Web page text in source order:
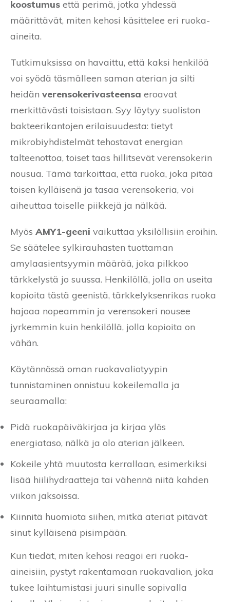
koostumus että perimä, jotka yhdessä
määrittävät, miten kehosi käsittelee eri ruoka-
aineita.
Tutkimuksissa on havaittu, että kaksi henkilöä
voi syödä täsmälleen saman aterian ja silti
heidän verensokerivasteensa eroavat
merkittävästi toisistaan. Syy löytyy suoliston
bakteerikantojen erilaisuudesta: tietyt
mikrobiyhdistelmät tehostavat energian
talteenottoa, toiset taas hillitsevät verensokerin
nousua. Tämä tarkoittaa, että ruoka, joka pitää
toisen kylläisenä ja tasaa verensokeria, voi
aiheuttaa toiselle piikkejä ja nälkää.
Myös AMY1-geeni vaikuttaa yksilöllisiin eroihin.
Se säätelee sylkirauhasten tuottaman
amylaasientsyymin määrää, joka pilkkoo
tärkkelystä jo suussa. Henkilöllä, jolla on useita
kopioita tästä geenistä, tärkkelyksenrikas ruoka
hajoaa nopeammin ja verensokeri nousee
jyrkemmin kuin henkilöllä, jolla kopioita on
vähän.
Käytännössä oman ruokavaliotyypin
tunnistaminen onnistuu kokeilemalla ja
seuraamalla:
Pidä ruokapäiväkirjaa ja kirjaa ylös
energiataso, nälkä ja olo aterian jälkeen.
Kokeile yhtä muutosta kerrallaan, esimerkiksi
lisää hiilihydraatteja tai vähennä niitä kahden
viikon jaksoissa.
Kiinnitä huomiota siihen, mitkä ateriat pitävät
sinut kylläisenä pisimpään.
Kun tiedät, miten kehosi reagoi eri ruoka-
aineisiin, pystyt rakentamaan ruokavalion, joka
tukee laihtumistasi juuri sinulle sopivalla